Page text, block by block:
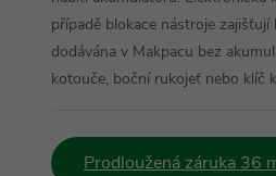
případě blokace nástroje
dodávána v Makpacu bez
kotouče, boční rukojeť nebo klíč
Prodloužená záruka 36